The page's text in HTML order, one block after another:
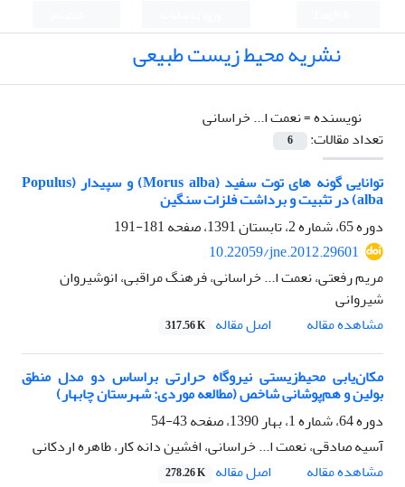
نشریه محیط زیست طبیعی
نویسنده =نعمت ا... خراسانی
تعداد مقالات:
6
توانایی گونه های توت سفید (Morus alba) و سپیدار (Populus
alba) در تثبیت و برداشت فلزات سنگین
دوره 65، شماره 2، تابستان 1391، صفحه
181-191
10.22059/jne.2012.29601
مریم رفعتی، نعمت ا... خراسانی، فرهنگ مراقبی، انوشیروان
شیروانی
مشاهده مقاله
اصل مقاله 317.56 K
مکان‌یابی محیط‌زیستی نیروگاه حرارتی براساس دو مدل منطق
بولین و هم‌پوشانی شاخص (مطالعه موردی: شهرستان چابهار)
دوره 64، شماره 1، بهار 1390، صفحه
43-54
آسیه صادقی، نعمت ا... خراسانی، افشین دانه کار، طاهره اردکانی
مشاهده مقاله
اصل مقاله 278.26 K